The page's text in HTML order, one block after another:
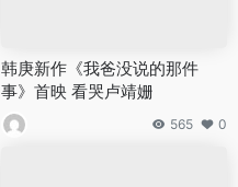
韩庚新作《我爸没说的那件
事》首映 看哭卢靖姗
565 0